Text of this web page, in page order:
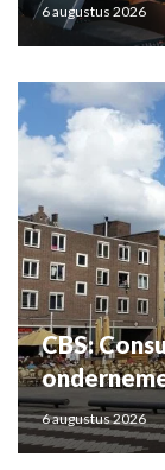
6 augustus 2026
CBS:
6 augustus 2026